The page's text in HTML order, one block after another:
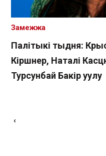
Палітыкі тыдня:
Кіршнер, Наталі
Турсунбай Бакір уулу
Замежжа
‹